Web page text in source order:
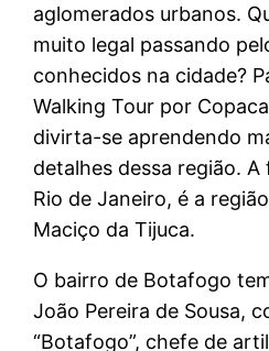
aglomerados urbanos.
muito legal passando
conhecidos na cidade?
Walking Tour por
divirta-se aprendendo
detalhes dessa região. A
Rio de Janeiro, é a
Maciço da Tijuca.
O bairro de Botafogo
João Pereira de Sousa,
“Botafogo”, chefe de